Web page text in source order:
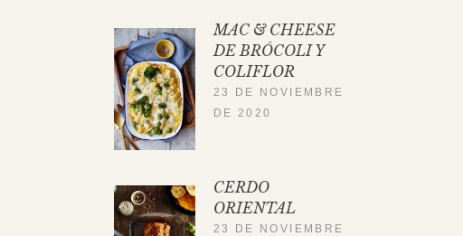
MAC & CHEESE
DE BRÓCOLI Y
COLIFLOR
23 DE NOVIEMBRE
DE 2020
CERDO
ORIENTAL
23 DE NOVIEMBRE